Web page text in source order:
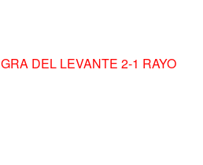
DEL LEVANTE 2-1 RAYO